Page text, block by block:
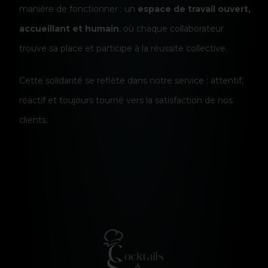
manière de fonctionner : un espace de travail ouvert,
accueillant et humain, où chaque collaborateur
trouve sa place et participe à la réussite collective.
Cette solidarité se reflète dans notre service : attentif,
réactif et toujours tourné vers la satisfaction de nos
clients.